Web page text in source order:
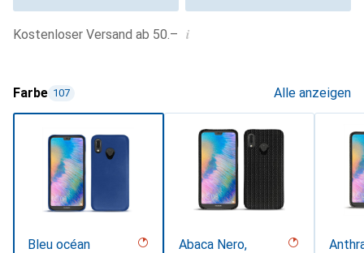
Kostenloser Versand ab 50.– i
Farbe 107 Alle anzeigen
Bleu océan
Abaca Nero,